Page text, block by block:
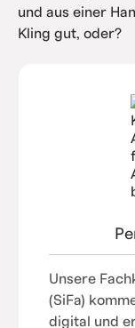
und aus einer
Kling gut, oder?
Unsere
(SiFa)
digital und